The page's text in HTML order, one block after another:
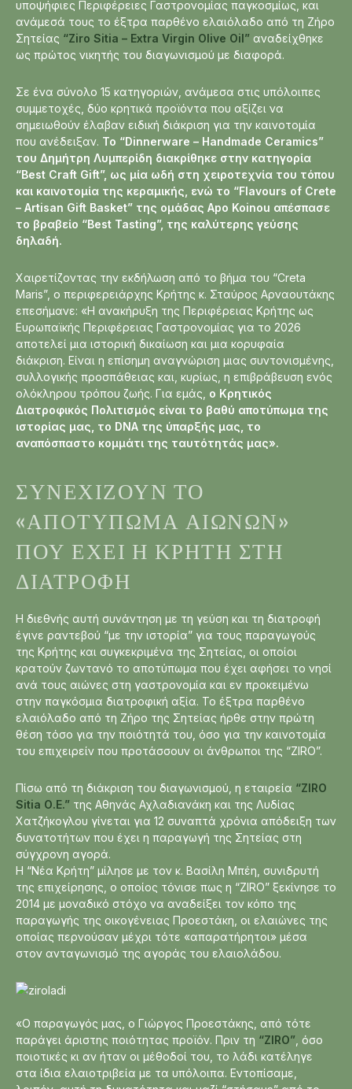
υποψήφιες Περιφέρειες Γαστρονομίας παγκοσμίως, και
ανάμεσά τους το έξτρα παρθένο ελαιόλαδο από τη Ζήρο
Σητείας “Ziro Sitia – Extra Virgin Olive Oil” αναδείχθηκε
ως πρώτος νικητής του διαγωνισμού με διαφορά.
Σε ένα σύνολο 15 κατηγοριών, ανάμεσα στις υπόλοιπες
συμμετοχές, δύο κρητικά προϊόντα που αξίζει να
σημειωθούν έλαβαν ειδική διάκριση για την καινοτομία
που ανέδειξαν. Το “Dinnerware – Handmade Ceramics”
του Δημήτρη Λυμπερίδη διακρίθηκε στην κατηγορία
“Best Craft Gift”, ως μία ωδή στη χειροτεχνία του τόπου
και καινοτομία της κεραμικής, ενώ το “Flavours of Crete
– Artisan Gift Basket” της ομάδας Apo Koinou απέσπασε
το βραβείο “Best Tasting”, της καλύτερης γεύσης
δηλαδή.
Χαιρετίζοντας την εκδήλωση από το βήμα του “Creta
Maris”, ο περιφερειάρχης Κρήτης κ. Σταύρος Αρναουτάκης
επεσήμανε: «Η ανακήρυξη της Περιφέρειας Κρήτης ως
Ευρωπαϊκής Περιφέρειας Γαστρονομίας για το 2026
αποτελεί μια ιστορική δικαίωση και μια κορυφαία
διάκριση. Είναι η επίσημη αναγνώριση μιας συντονισμένης,
συλλογικής προσπάθειας και, κυρίως, η επιβράβευση ενός
ολόκληρου τρόπου ζωής. Για εμάς, ο Κρητικός
Διατροφικός Πολιτισμός είναι το βαθύ αποτύπωμα της
ιστορίας μας, το DNA της ύπαρξής μας, το
αναπόσπαστο κομμάτι της ταυτότητάς μας».
ΣΥΝΕΧΊΖΟΥΝ ΤΟ
«ΑΠΟΤΎΠΩΜΑ ΑΙΏΝΩΝ»
ΠΟΥ ΈΧΕΙ Η ΚΡΉΤΗ ΣΤΗ
ΔΙΑΤΡΟΦΉ
Η διεθνής αυτή συνάντηση με τη γεύση και τη διατροφή
έγινε ραντεβού “με την ιστορία” για τους παραγωγούς
της Κρήτης και συγκεκριμένα της Σητείας, οι οποίοι
κρατούν ζωντανό το αποτύπωμα που έχει αφήσει το νησί
ανά τους αιώνες στη γαστρονομία και εν προκειμένω
στην παγκόσμια διατροφική αξία. Το έξτρα παρθένο
ελαιόλαδο από τη Ζήρο της Σητείας ήρθε στην πρώτη
θέση τόσο για την ποιότητά του, όσο για την καινοτομία
του επιχειρείν που προτάσσουν οι άνθρωποι της “ZIRO”.
Πίσω από τη διάκριση του διαγωνισμού, η εταιρεία “ZIRO
Sitia Ο.Ε.” της Αθηνάς Αχλαδιανάκη και της Λυδίας
Χατζήκογλου γίνεται για 12 συναπτά χρόνια απόδειξη των
δυνατοτήτων που έχει η παραγωγή της Σητείας στη
σύγχρονη αγορά.
Η “Νέα Κρήτη” μίλησε με τον κ. Βασίλη Μπέη, συνιδρυτή
της επιχείρησης, ο οποίος τόνισε πως η “ZIRO” ξεκίνησε το
2014 με μοναδικό στόχο να αναδείξει τον κόπο της
παραγωγής της οικογένειας Προεστάκη, οι ελαιώνες της
οποίας περνούσαν μέχρι τότε «απαρατήρητοι» μέσα
στον ανταγωνισμό της αγοράς του ελαιολάδου.
«Ο παραγωγός μας, ο Γιώργος Προεστάκης, από τότε
παράγει άριστης ποιότητας προϊόν. Πριν τη “ZIRO” , όσο
ποιοτικές κι αν ήταν οι μέθοδοί του, το λάδι κατέληγε
στα ίδια ελαιοτριβεία με τα υπόλοιπα. Εντοπίσαμε,